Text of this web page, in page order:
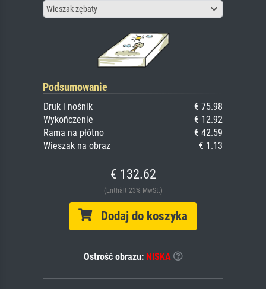
Wieszak zębaty
Podsumowanie
Druk i nośnik
€ 75.98
Wykończenie
€ 12.92
Rama na płótno
€ 42.59
Wieszak na obraz
€ 1.13
€ 132.62
(Enthält 23% MwSt.)
Dodaj do koszyka
Ostrość obrazu: NISKA